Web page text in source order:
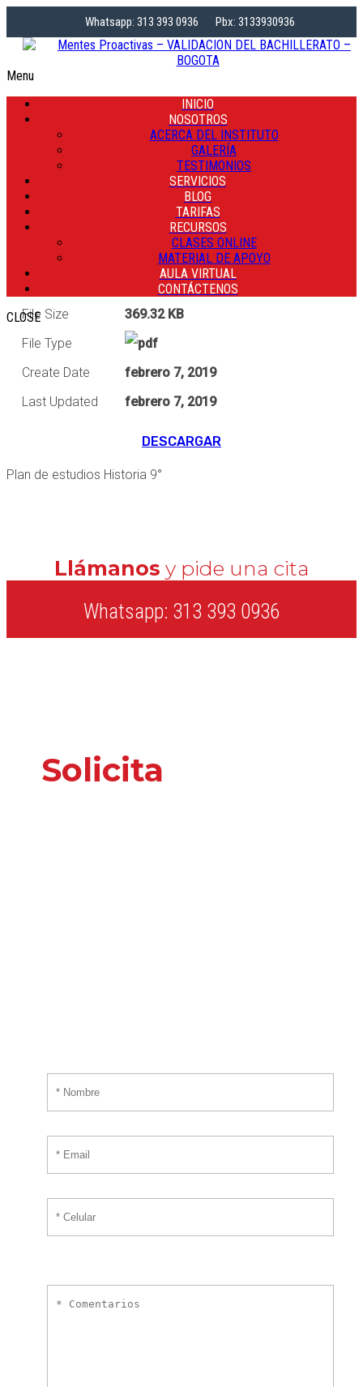
Whatsapp: 313 393 0936 Pbx: 3133930936
Menu
INICIO
NOSOTROS
ACERCA DEL INSTITUTO
GALERÍA
TESTIMONIOS
SERVICIOS
BLOG
TARIFAS
RECURSOS
CLASES ONLINE
MATERIAL DE APOYO
AULA VIRTUAL
CONTÁCTENOS
CLOSE
Version
Download
Total Views
Stock
File Size
369.32 KB
File Type
Create Date
febrero 7, 2019
Last Updated
febrero 7, 2019
DESCARGAR
Plan de estudios Historia 9°
Llámanos y pide una cita
Whatsapp: 313 393 0936
Solicita